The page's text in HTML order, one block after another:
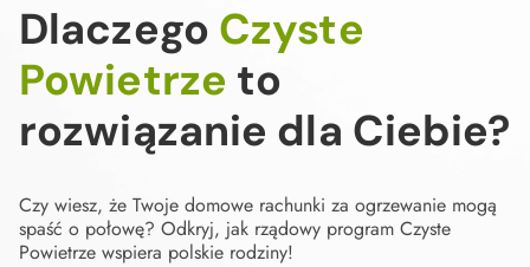
Dlaczego Czyste
Powietrze to
rozwiązanie dla Ciebie?
Czy wiesz, że Twoje domowe rachunki za ogrzewanie mogą
spaść o połowę? Odkryj, jak rządowy program Czyste
Powietrze wspiera polskie rodziny!